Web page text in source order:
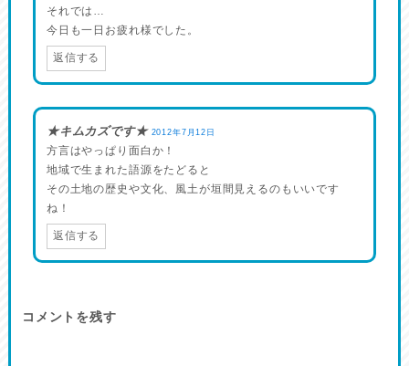
それでは…
今日も一日お疲れ様でした。
返信する
★キムカズです★ 2012年7月12日
方言はやっぱり面白か！
地域で生まれた語源をたどると
その土地の歴史や文化、風土が垣間見えるのもいいです
ね！
返信する
コメントを残す